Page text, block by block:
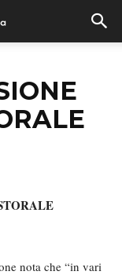
nota che “in vari